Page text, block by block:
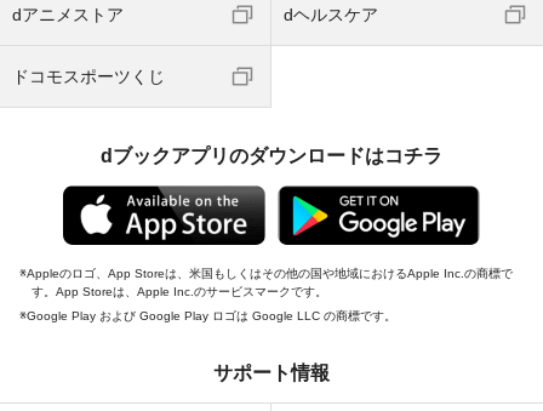
dアニメストア dヘルスケア
ドコモスポーツくじ
dブックアプリのダウンロードはコチラ
Appleのロゴ、App Storeは、米国もしくはその他の国や地域におけるApple Inc.の商標で
す。App Storeは、Apple Inc.のサービスマークです。
Google Play および Google Play ロゴは Google LLC の商標です。
サポート情報